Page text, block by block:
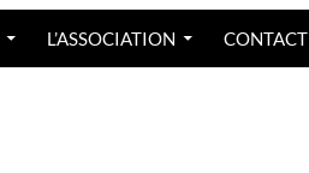
L’ASSOCIATION CONTACT